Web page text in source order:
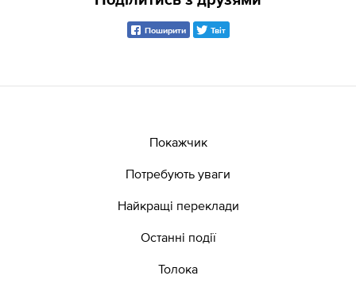
Поширити Твіт
Покажчик
Потребують уваги
Найкращі переклади
Останні події
Толока